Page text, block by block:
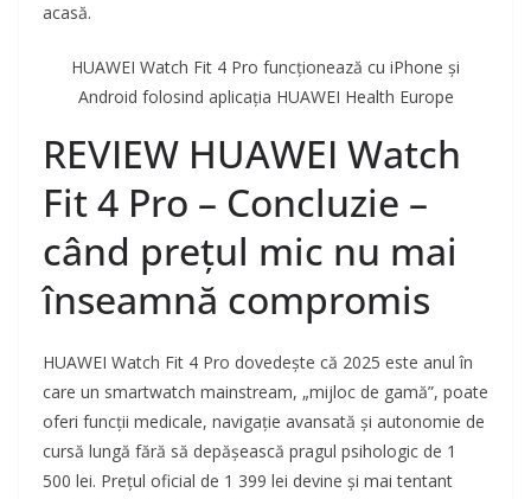
acasă.
HUAWEI Watch Fit 4 Pro funcționează cu iPhone și
Android folosind aplicația HUAWEI Health Europe
REVIEW HUAWEI Watch
Fit 4 Pro – Concluzie –
când prețul mic nu mai
înseamnă compromis
HUAWEI Watch Fit 4 Pro dovedește că 2025 este anul în
care un smartwatch mainstream, „mijloc de gamă”, poate
oferi funcții medicale, navigație avansată și autonomie de
cursă lungă fără să depășească pragul psihologic de 1
500 lei. Prețul oficial de 1 399 lei devine și mai tentant